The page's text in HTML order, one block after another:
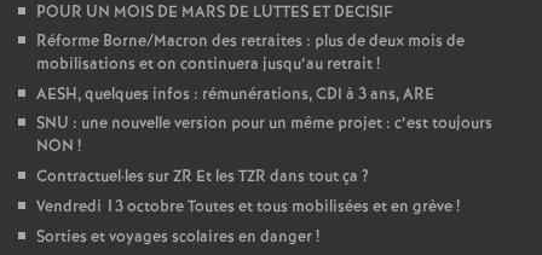
POUR UN MOIS DE MARS DE LUTTES ET DECISIF
Réforme Borne/Macron des retraites : plus de deux mois de
mobilisations et on continuera jusqu’au retrait!
AESH, quelques infos : rémunérations, CDI à 3 ans, ARE
SNU : une nouvelle version pour un même projet : c’est toujours
NON !
Contractuel·les sur ZR Et les TZR dans tout ça ?
Vendredi 13 octobre Toutes et tous mobilisées et en grève!
Sorties et voyages scolaires en danger!